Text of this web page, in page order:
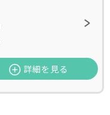
詳細を見る